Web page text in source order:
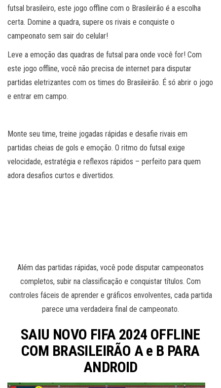
futsal brasileiro, este jogo offline com o Brasileirão é a escolha
certa. Domine a quadra, supere os rivais e conquiste o
campeonato sem sair do celular!
Leve a emoção das quadras de futsal para onde você for! Com
este jogo offline, você não precisa de internet para disputar
partidas eletrizantes com os times do Brasileirão. É só abrir o jogo
e entrar em campo.
Monte seu time, treine jogadas rápidas e desafie rivais em
partidas cheias de gols e emoção. O ritmo do futsal exige
velocidade, estratégia e reflexos rápidos – perfeito para quem
adora desafios curtos e divertidos.
Além das partidas rápidas, você pode disputar campeonatos
completos, subir na classificação e conquistar títulos. Com
controles fáceis de aprender e gráficos envolventes, cada partida
parece uma verdadeira final de campeonato.
SAIU NOVO FIFA 2024 OFFLINE
COM BRASILEIRÃO A e B PARA
ANDROID